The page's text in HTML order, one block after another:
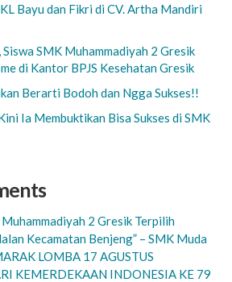
Bayu dan Fikri di CV. Artha Mandiri
SMK Muhammadiyah 2 Gresik
di Kantor BPJS Kesehatan Gresik
Berarti Bodoh dan Ngga Sukses!!
Ia Membuktikan Bisa Sukses di SMK
2 Gresik Terpilih
Kecamatan Benjeng” – SMK Muda
LOMBA 17 AGUSTUS
KEMERDEKAAN INDONESIA KE 79